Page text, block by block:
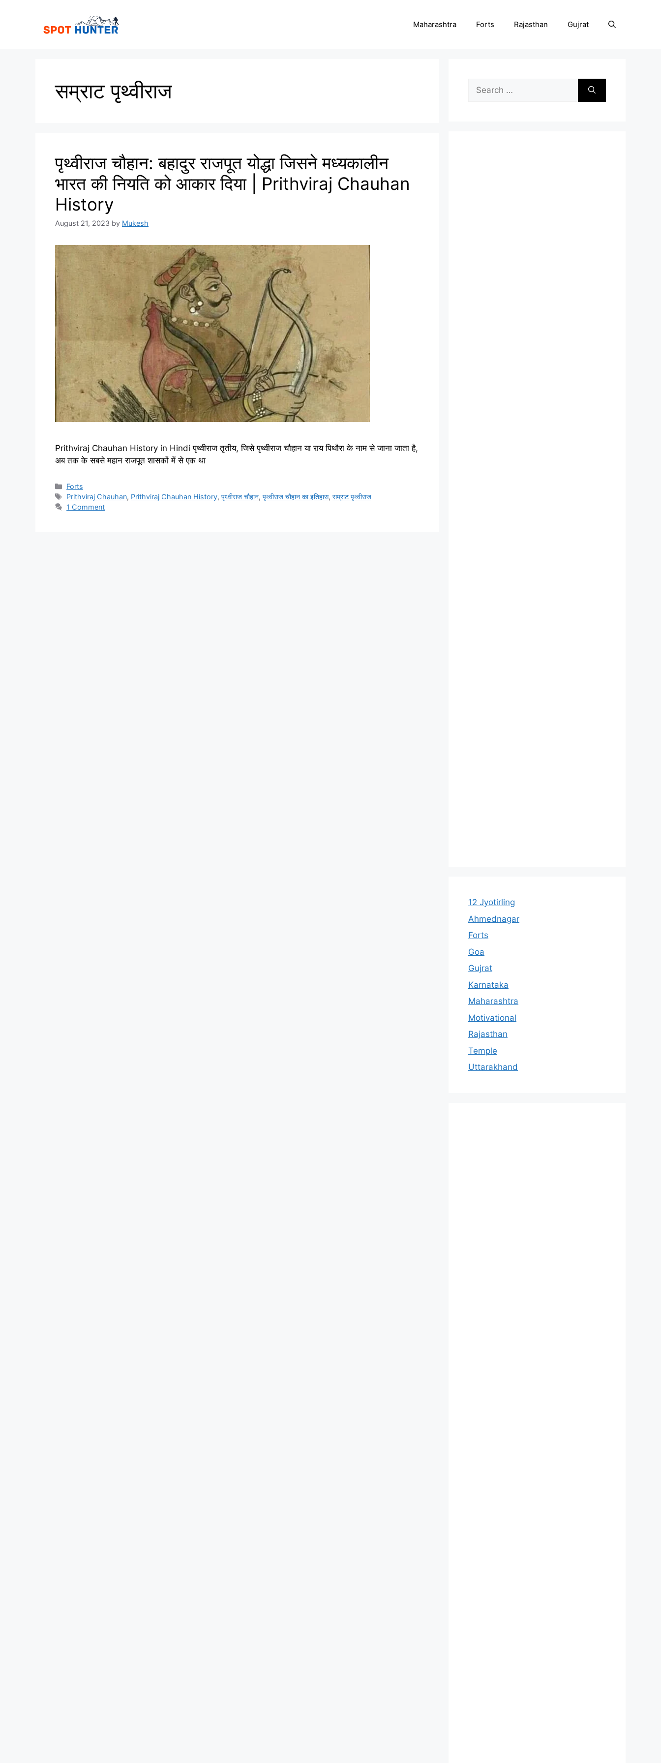
Maharashtra Forts Rajasthan Gujrat
सम्राट पृथ्वीराज
पृथ्वीराज चौहान: बहादुर राजपूत योद्धा जिसने मध्यकालीन
भारत की नियति को आकार दिया | Prithviraj Chauhan
History
August 21, 2023 by Mukesh
Prithviraj Chauhan History in Hindi पृथ्वीराज तृतीय, जिसे पृथ्वीराज चौहान या राय पिथौरा के नाम से जाना जाता है,
अब तक के सबसे महान राजपूत शासकों में से एक था
Categories
Forts
Tags
Prithviraj Chauhan, Prithviraj Chauhan History,पृथ्वीराज चौहान,पृथ्वीराज चौहान का इतिहास,सम्राट पृथ्वीराज
1 Comment
Search
for:
12 Jyotirling
Ahmednagar
Forts
Goa
Gujrat
Karnataka
Maharashtra
Motivational
Rajasthan
Temple
Uttarakhand